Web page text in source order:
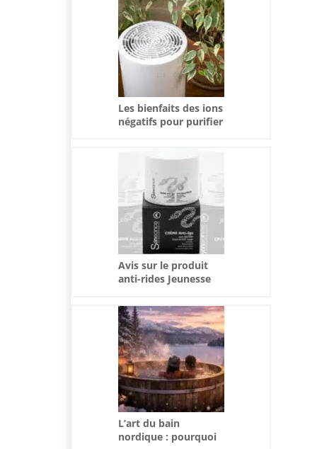
Les bienfaits des ions
négatifs pour purifier
Avis sur le produit
anti-rides Jeunesse
L’art du bain
nordique : pourquoi